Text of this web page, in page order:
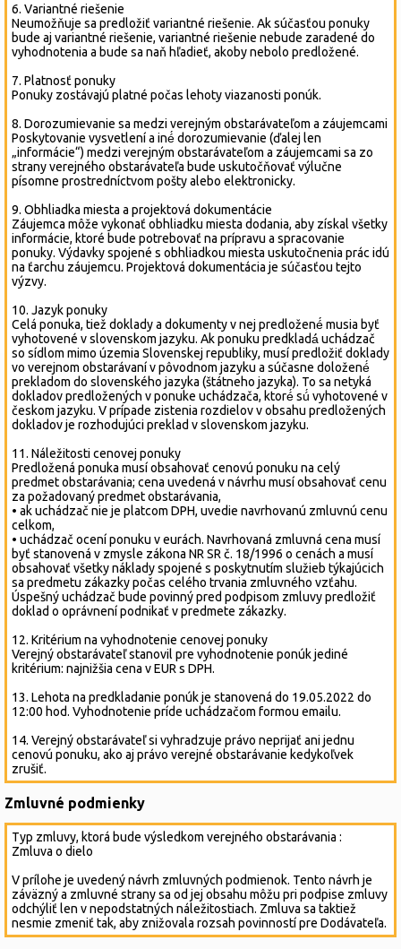
6. Variantné riešenie
Neumožňuje sa predložiť variantné riešenie. Ak súčasťou ponuky
bude aj variantné riešenie, variantné riešenie nebude zaradené do
vyhodnotenia a bude sa naň hľadieť, akoby nebolo predložené.
7. Platnosť ponuky
Ponuky zostávajú platné počas lehoty viazanosti ponúk.
8. Dorozumievanie sa medzi verejným obstarávateľom a záujemcami
Poskytovanie vysvetlení a iné́ dorozumievanie (ďalej len
„informácie“) medzi verejným obstarávateľom a záujemcami sa zo
strany verejného obstarávateľa bude uskutočňovať výlučne
písomne prostredníctvom pošty alebo elektronicky.
9. Obhliadka miesta a projektová dokumentácie
Záujemca môže vykonať obhliadku miesta dodania, aby získal všetky
informácie, ktoré bude potrebovať na prípravu a spracovanie
ponuky. Výdavky spojené s obhliadkou miesta uskutočnenia prác idú
na ťarchu záujemcu. Projektová dokumentácia je súčasťou tejto
výzvy.
10. Jazyk ponuky
Celá ponuka, tiež doklady a dokumenty v nej predložené́ musia byť
vyhotovené v slovenskom jazyku. Ak ponuku predkladá́ uchádzač
so sídlom mimo územia Slovenskej republiky, musí predložiť doklady
vo verejnom obstarávaní v pôvodnom jazyku a súčasne doložené́
prekladom do slovenského jazyka (štátneho jazyka). To sa netyká
dokladov predložených v ponuke uchádzača, ktoré́ sú́ vyhotovené v
českom jazyku. V prípade zistenia rozdielov v obsahu predložených
dokladov je rozhodujúci preklad v slovenskom jazyku.
11. Náležitosti cenovej ponuky
Predložená ponuka musí obsahovať cenovú ponuku na celý
predmet obstarávania; cena uvedená v návrhu musí obsahovať cenu
za požadovaný predmet obstarávania,
• ak uchádzač nie je platcom DPH, uvedie navrhovanú zmluvnú cenu
celkom,
• uchádzač ocení ponuku v eurách. Navrhovaná zmluvná cena musí
byť stanovená v zmysle zákona NR SR č. 18/1996 o cenách a musí
obsahovať všetky náklady spojené s poskytnutím služieb týkajúcich
sa predmetu zákazky počas celého trvania zmluvného vzťahu.
Úspešný uchádzač bude povinný pred podpisom zmluvy predložiť
doklad o oprávnení podnikať v predmete zákazky.
12. Kritérium na vyhodnotenie cenovej ponuky
Verejný obstarávateľ stanovil pre vyhodnotenie ponúk jediné
kritérium: najnižšia cena v EUR s DPH.
13. Lehota na predkladanie ponúk je stanovená do 19.05.2022 do
12:00 hod. Vyhodnotenie príde uchádzačom formou emailu.
14. Verejný obstarávateľ si vyhradzuje právo neprijať ani jednu
cenovú ponuku, ako aj právo verejné obstarávanie kedykoľvek
zrušiť.
Zmluvné podmienky
Typ zmluvy, ktorá bude výsledkom verejného obstarávania :
Zmluva o dielo
V prílohe je uvedený návrh zmluvných podmienok. Tento návrh je
záväzný a zmluvné strany sa od jej obsahu môžu pri podpise zmluvy
odchýliť len v nepodstatných náležitostiach. Zmluva sa taktiež
nesmie zmeniť tak, aby znižovala rozsah povinností pre Dodávateľa.